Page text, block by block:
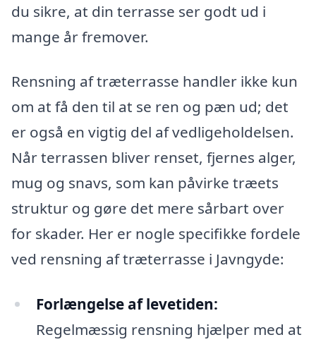
du sikre, at din terrasse ser godt ud i
mange år fremover.
Rensning af træterrasse handler ikke kun
om at få den til at se ren og pæn ud; det
er også en vigtig del af vedligeholdelsen.
Når terrassen bliver renset, fjernes alger,
mug og snavs, som kan påvirke træets
struktur og gøre det mere sårbart over
for skader. Her er nogle specifikke fordele
ved rensning af træterrasse i Javngyde:
Forlængelse af levetiden:
Regelmæssig rensning hjælper med at